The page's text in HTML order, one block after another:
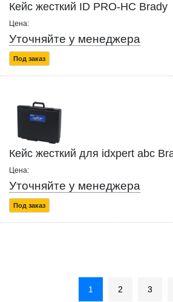
Кейс жесткий ID PRO-HC Brady
Цена:
Уточняйте у менеджера
Под заказ
Кейс жесткий для idxpert abc
Цена:
Уточняйте у менеджера
Под заказ
1 2 3